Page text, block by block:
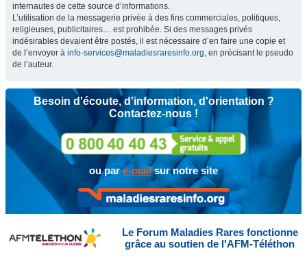
internautes de cette source d’informations.
L’utilisation de la messagerie privée à des fins commerciales, politiques,
religieuses, publicitaires… est prohibée. Si des messages privés
indésirables devaient être postés, il est nécessaire d’en faire une copie et
de l’envoyer à info-services@maladiesraresinfo.org, en précisant le pseudo
de l’auteur.
Besoin d'écoute, d'information, d'orientation ?
Contactez-nous !
ou pare-mailsur notre site
Le Forum Maladies Rares fonctionne
grâce au soutien de l'AFM-Téléthon